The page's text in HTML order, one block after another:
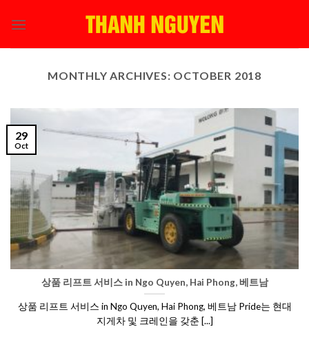
MONTHLY ARCHIVES: OCTOBER 2018
상품 리프트 서비스 in Ngo Quyen, Hai Phong, 베트남
상품 리프트 서비스 in Ngo Quyen, Hai Phong, 베트남 Pride는 현대
지게차 및 크레인을 갖춘 [...]
29
Oct